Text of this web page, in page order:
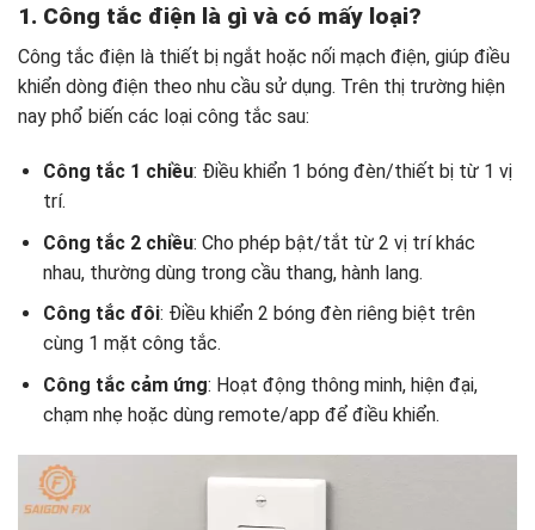
1. Công tắc điện là gì và có mấy loại?
Công tắc điện là thiết bị ngắt hoặc nối mạch điện, giúp điều
khiển dòng điện theo nhu cầu sử dụng. Trên thị trường hiện
nay phổ biến các loại công tắc sau:
Công tắc 1 chiều: Điều khiển 1 bóng đèn/thiết bị từ 1 vị
trí.
Công tắc 2 chiều: Cho phép bật/tắt từ 2 vị trí khác
nhau, thường dùng trong cầu thang, hành lang.
Công tắc đôi: Điều khiển 2 bóng đèn riêng biệt trên
cùng 1 mặt công tắc.
Công tắc cảm ứng: Hoạt động thông minh, hiện đại,
chạm nhẹ hoặc dùng remote/app để điều khiển.